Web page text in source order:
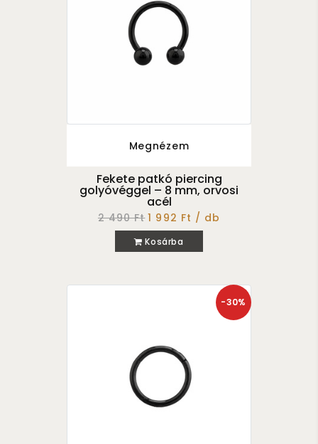
Megnézem
Fekete patkó piercing
golyóvéggel – 8 mm, orvosi
acél
2 490 Ft 1 992 Ft / db
Kosárba
-30%